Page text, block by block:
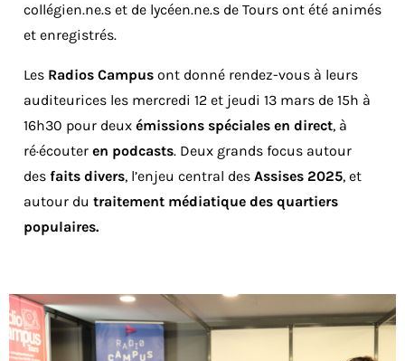
collégien.ne.s et de lycéen.ne.s de Tours ont été animés
et enregistrés.
Les Radios Campus ont donné rendez-vous à leurs
auditeurices les mercredi 12 et jeudi 13 mars de 15h à
16h30 pour deux émissions spéciales en direct, à
ré·écouter en podcasts. Deux grands focus autour
des faits divers, l’enjeu central des Assises 2025, et
autour du traitement médiatique des quartiers
populaires.